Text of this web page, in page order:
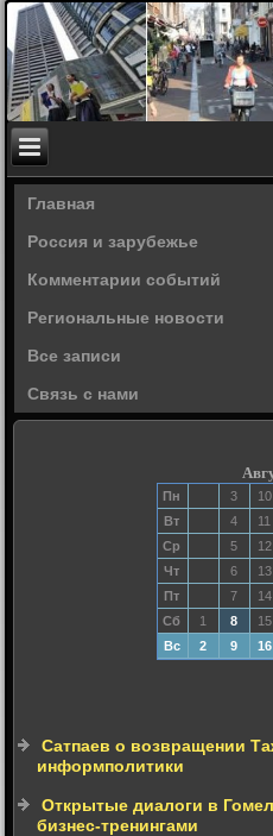
Главная
Россия и зарубежье
Комментарии событий
Региональные новости
Все записи
Связь с нами
Пн 3 10
Вт
4 11
Ср
5 12
Чт
6 13
Пт
7 14
Сб
1 8 15
Вс
2 9 16
Сатпаев о возвращении
информполитики
Открытые диалоги в
бизнес-тренингами